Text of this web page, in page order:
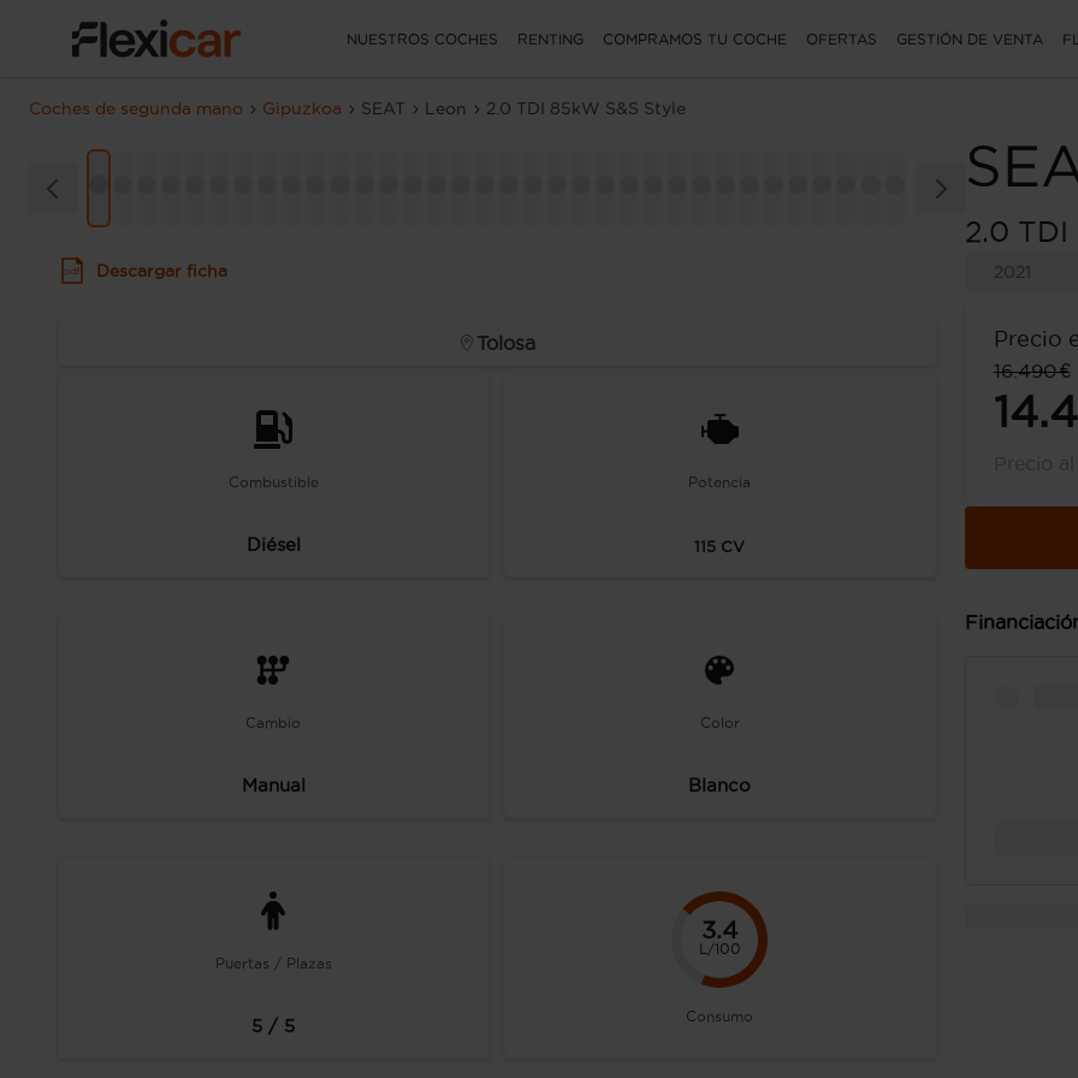
NUESTROS COCHES RENTING COMPRAMOS TU COCHE OFERTAS GESTIÓN DE VENTA
Coches de segunda mano Gipuzkoa SEAT Leon 2.0 TDI 85kW S&S Style
2.0 TDI
2021
Precio
16.490 €
Precio
Descargar ficha
Tolosa
Combustible
Diésel
Potencia
115 CV
Cambio
Manual
Color
Blanco
Puertas / Plazas
5 / 5
3.4
L/100
Consumo